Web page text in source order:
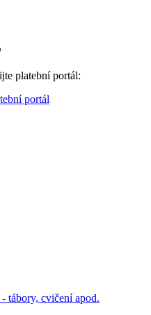
platební portál:
portál
tábory, cvičení apod.